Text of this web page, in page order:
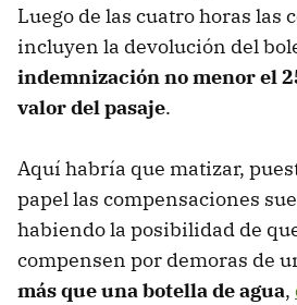
Luego de las cuatro horas las
incluyen la devolución del
indemnización no menor el
valor del pasaje.
Aquí habría que matizar,
papel las compensaciones
habiendo la posibilidad de
compensen por demoras de
más que una botella de agua,